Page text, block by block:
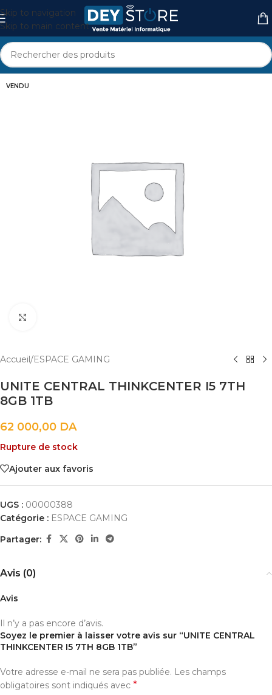
Skip to navigation
Skip to main content
VENDU
Accueil/ESPACE GAMING
UNITE CENTRAL THINKCENTER I5 7TH
8GB 1TB
62 000,00 DA
Rupture de stock
Ajouter aux favoris
UGS : 00000388
Catégorie : ESPACE GAMING
Partager:
Avis (0)
Avis
Il n’y a pas encore d’avis.
Soyez le premier à laisser votre avis sur “UNITE CENTRAL
THINKCENTER I5 7TH 8GB 1TB”
Votre adresse e-mail ne sera pas publiée. Les champs
obligatoires sont indiqués avec *